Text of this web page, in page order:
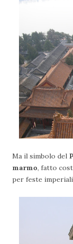
Ma il simbolo del
marmo, fatto
per feste